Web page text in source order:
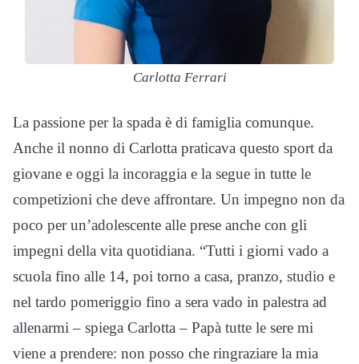
Carlotta Ferrari
La passione per la spada è di famiglia comunque.
Anche il nonno di Carlotta praticava questo sport da
giovane e oggi la incoraggia e la segue in tutte le
competizioni che deve affrontare. Un impegno non da
poco per un’adolescente alle prese anche con gli
impegni della vita quotidiana. “Tutti i giorni vado a
scuola fino alle 14, poi torno a casa, pranzo, studio e
nel tardo pomeriggio fino a sera vado in palestra ad
allenarmi – spiega Carlotta – Papà tutte le sere mi
viene a prendere: non posso che ringraziare la mia